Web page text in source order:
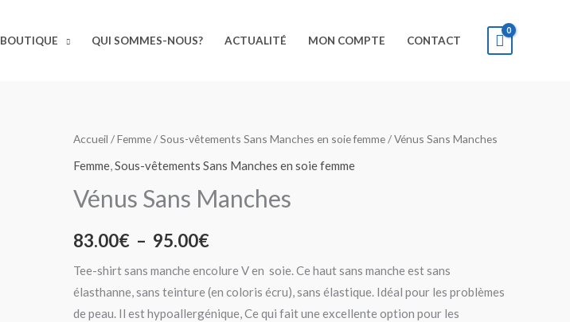
BOUTIQUE QUI SOMMES-NOUS? ACTUALITÉ MON COMPTE CONTACT
Accueil /Femme/Sous-vêtements Sans Manches en soie femme/ Vénus Sans Manches
Femme,Sous-vêtements Sans Manches en soie femme
Vénus Sans Manches
83.00€ – 95.00€
Plage
de
prix :
83.00€
à
95.00€
Tee-shirt sans manche encolure V en soie. Ce haut sans manche est sans
élasthanne, sans teinture (en coloris écru), sans élastique. Idéal pour les problèmes
de peau. Il est hypoallergénique, Ce qui fait une excellente option pour les
quantité
de
Sans